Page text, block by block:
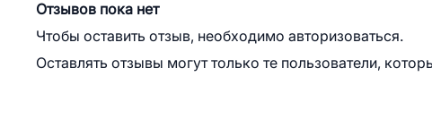
Отзывов пока нет
Чтобы оставить отзыв, необходимо авторизоваться.
Оставлять отзывы могут только те пользователи,